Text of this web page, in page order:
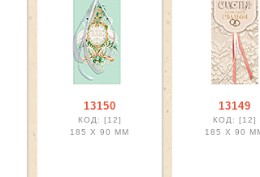
13150
КОД: [12]
185 X 90 ММ
13149
КОД: [12]
185 X 90